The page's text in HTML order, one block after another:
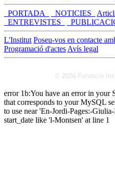
_PORTADA_ _NOTICIES_
_ENTREVISTES_
L'Institut Poseu-vos en contacte
Programació d'actes Avís legal
© 2026 Fundació
error 1b:You have an error in your
that corresponds to your MySQL
to use near 'En-Jordi-Pages:-
start_date like 'l-Montsen' at line 1